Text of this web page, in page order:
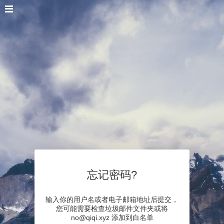
忘记密码?
输入你的用户名或者电子邮箱地址后提交，
您可能需要检查垃圾邮件文件夹或将
no@qiqi.xyz 添加到白名单